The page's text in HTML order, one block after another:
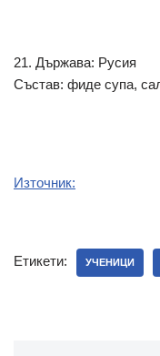
21. Държава: Русия
Състав: фиде супа,
Източник:
Етикети: УЧЕНИЦИ